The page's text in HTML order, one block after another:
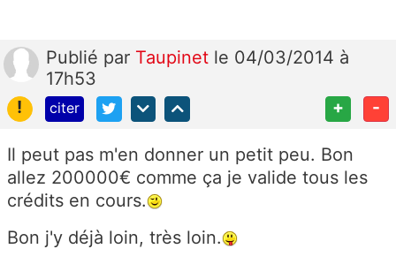
Publié par Taupinet le 04/03/2014 à
17h53
!
citer + -
Il peut pas m'en donner un petit peu. Bon
allez 200000€ comme ça je valide tous les
crédits en cours.
Bon j'y déjà loin, très loin.